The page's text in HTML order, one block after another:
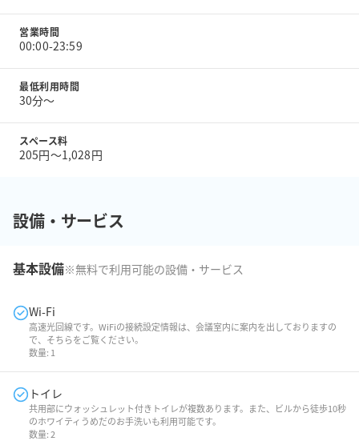
営業時間
00:00-23:59
最低利用時間
30分〜
スペース料
205円〜1,028円
設備・サービス
基本設備※無料で利用可能の設備・サービス
Wi-Fi
高速光回線です。WiFiの接続設定情報は、会議室内に案内を出しておりますの
で、そちらをご覧ください。
数量: 1
トイレ
共用部にウォッシュレット付きトイレが複数あります。また、ビルから徒歩10秒
のホワイティうめだのお手洗いも利用可能です。
数量:2